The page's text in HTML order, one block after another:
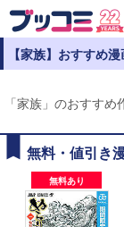
【家族】おすすめ
「家族」のおすすめ
無料・値引き
無料あり